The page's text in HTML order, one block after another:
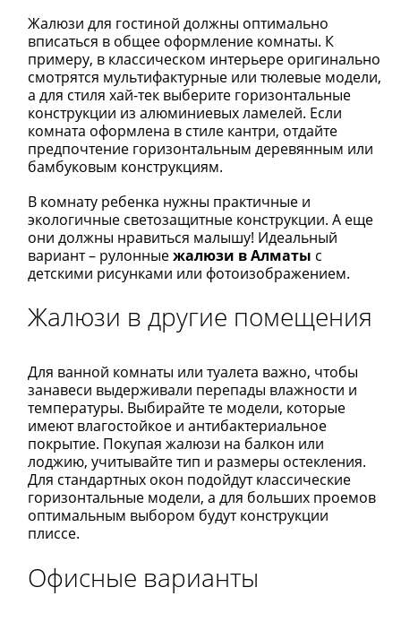
Жалюзи для гостиной должны оптимально
вписаться в общее оформление комнаты. К
примеру, в классическом интерьере оригинально
смотрятся мультифактурные или тюлевые модели,
а для стиля хай-тек выберите горизонтальные
конструкции из алюминиевых ламелей. Если
комната оформлена в стиле кантри, отдайте
предпочтение горизонтальным деревянным или
бамбуковым конструкциям.
В комнату ребенка нужны практичные и
экологичные светозащитные конструкции. А еще
они должны нравиться малышу! Идеальный
вариант – рулонныежалюзи в Алматы с
детскими рисунками или фотоизображением.
Жалюзи в другие помещения
Для ванной комнаты или туалета важно, чтобы
занавеси выдерживали перепады влажности и
температуры. Выбирайте те модели, которые
имеют влагостойкое и антибактериальное
покрытие. Покупая жалюзи на балкон или
лоджию, учитывайте тип и размеры остекления.
Для стандартных окон подойдут классические
горизонтальные модели, а для больших проемов
оптимальным выбором будут конструкции
плиссе.
Офисные варианты